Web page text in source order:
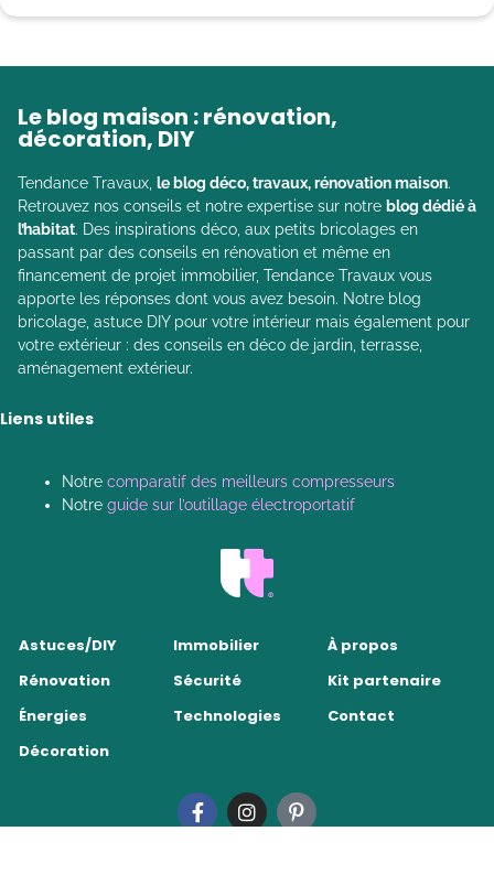
Le blog maison : rénovation,
décoration, DIY
Tendance Travaux, le blog déco, travaux, rénovation maison.
Retrouvez nos conseils et notre expertise sur notre blog dédié à
l’habitat. Des inspirations déco, aux petits bricolages en
passant par des conseils en rénovation et même en
financement de projet immobilier, Tendance Travaux vous
apporte les réponses dont vous avez besoin. Notre blog
bricolage, astuce DIY pour votre intérieur mais également pour
votre extérieur : des conseils en déco de jardin, terrasse,
aménagement extérieur.
Liens utiles
Notre comparatif des meilleurs compresseurs
Notre guide sur l’outillage électroportatif
Astuces/DIY
Rénovation
Énergies
Décoration
Immobilier
Sécurité
Technologies
À propos
Kit partenaire
Contact